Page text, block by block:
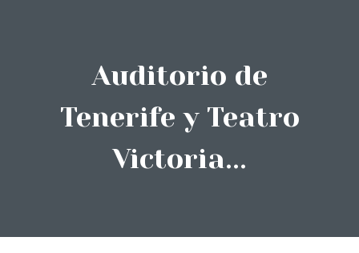
Auditorio de
Tenerife y Teatro
Victoria...